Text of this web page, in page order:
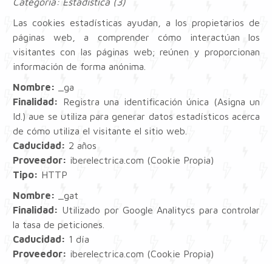
Las cookies estadísticas ayudan, a los propietarios de
páginas web, a comprender cómo interactúan los
visitantes con las páginas web; reúnen y proporcionan
información de forma anónima.
Nombre:
_ga
Finalidad:
Registra una identificación única (Asigna un
Id.) aue se utiliza para generar datos estadísticos acerca
de cómo utiliza el visitante el sitio web.
Caducidad: 2 años
Proveedor: iberelectrica.com (Cookie Propia)
Tipo: HTTP
Nombre:
_gat
Finalidad: Utilizado por Google Analitycs para controlar
la tasa de peticiones.
Caducidad: 1 día
Proveedor: iberelectrica.com (Cookie Propia)